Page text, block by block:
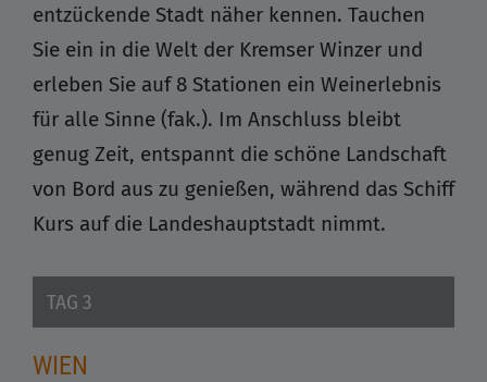
entzückende Stadt näher kennen. Tauchen
Sie ein in die Welt der Kremser Winzer und
erleben Sie auf 8 Stationen ein Weinerlebnis
für alle Sinne (fak.). Im Anschluss bleibt
genug Zeit, entspannt die schöne Landschaft
von Bord aus zu genießen, während das Schiff
Kurs auf die Landeshauptstadt nimmt.
TAG 3
WIEN